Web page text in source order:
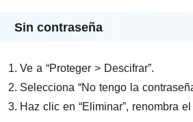
Sin contraseña
Ve a “Proteger > Descifrar”.
Selecciona “No tengo la
Haz clic en “Eliminar”, renombra